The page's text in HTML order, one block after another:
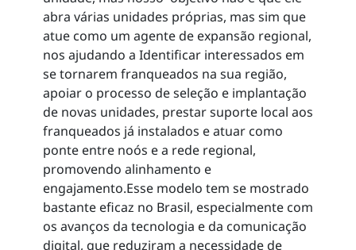
abra várias unidades próprias, mas sim que
atue como um agente de expansão regional,
nos ajudando a Identificar interessados em
se tornarem franqueados na sua região,
apoiar o processo de seleção e implantação
de novas unidades, prestar suporte local aos
franqueados já instalados e atuar como
ponte entre noós e a rede regional,
promovendo alinhamento e
engajamento.Esse modelo tem se mostrado
bastante eficaz no Brasil, especialmente com
os avanços da tecnologia e da comunicação
digital, que reduziram a necessidade de